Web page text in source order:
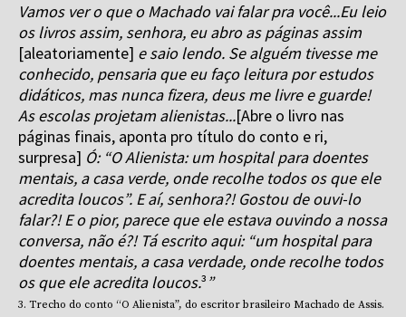
Vamos ver o que o Machado vai falar pra você...Eu leio
os livros assim, senhora, eu abro as páginas assim
[aleatoriamente] e saio lendo. Se alguém tivesse me
conhecido, pensaria que eu faço leitura por estudos
didáticos, mas nunca fizera, deus me livre e guarde!
As escolas projetam alienistas...[Abre o livro nas
páginas finais, aponta pro título do conto e ri,
surpresa] Ó: “O Alienista: um hospital para doentes
mentais, a casa verde, onde recolhe todos os que ele
acredita loucos”. E aí, senhora?! Gostou de ouvi-lo
falar?! E o pior, parece que ele estava ouvindo a nossa
conversa, não é?! Tá escrito aqui: “um hospital para
doentes mentais, a casa verdade, onde recolhe todos
os que ele acredita loucos.³”
3. Trecho do conto “O Alienista”, do escritor brasileiro Machado de Assis.